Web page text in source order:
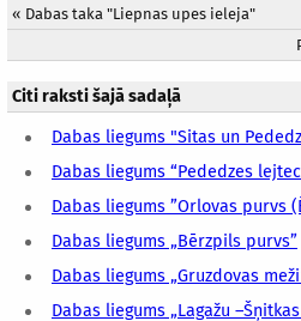
« Dabas taka "Liepnas upes ieleja"
Citi raksti šajā sadaļā
Dabas liegums "Sitas un
Dabas liegums “Pededzes
Dabas liegums ”Orlovas purvs
Dabas liegums „Bērzpils purvs”
Dabas liegums „Gruzdovas
Dabas liegums „Lagažu